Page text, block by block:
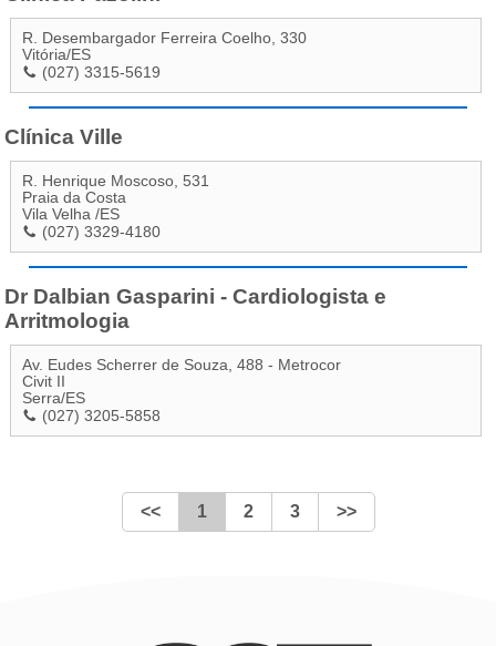
R. Desembargador Ferreira Coelho, 330
Vitória/ES
(027) 3315-5619
Clínica Ville
R. Henrique Moscoso, 531
Praia da Costa
Vila Velha /ES
(027) 3329-4180
Dr Dalbian Gasparini - Cardiologista e
Arritmologia
Av. Eudes Scherrer de Souza, 488 - Metrocor
Civit II
Serra/ES
(027) 3205-5858
<< 1 2 3 >>